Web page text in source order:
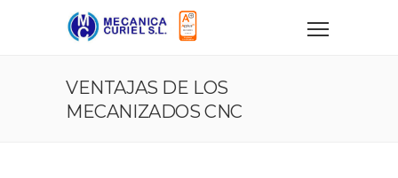
VENTAJAS DE LOS
MECANIZADOS CNC